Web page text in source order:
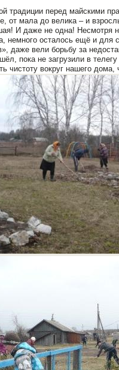
традиции перед майскими
от мала до велика – и
И даже не одна! Несмотря
немного осталось ещё и для
даже вели борьбу за
пока не загрузили в
чистоту вокруг нашего